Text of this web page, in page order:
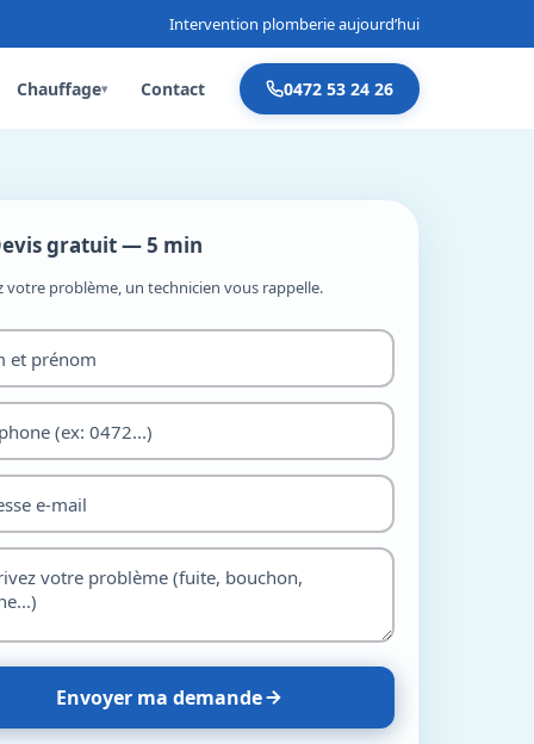
Intervention plomberie aujourd’hui
Chauffage▾ Contact 0472 53 24 26
gratuit — 5 min
votre problème, un technicien vous rappelle.
Envoyer ma demande